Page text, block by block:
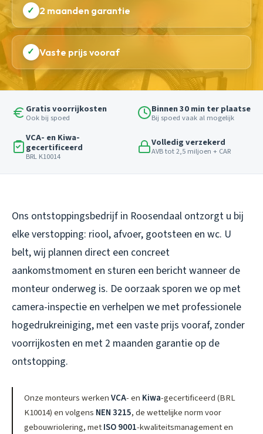
✓ 2 maanden garantie
✓ Vaste prijs vooraf
Gratis voorrijkosten
Ook bij spoed
Binnen 30 min ter plaatse
Bij spoed vaak al mogelijk
VCA- en Kiwa-
gecertificeerd
BRL K10014
Volledig verzekerd
AVB tot 2,5 miljoen + CAR
Ons ontstoppingsbedrijf in Roosendaal ontzorgt u bij
elke verstopping: riool, afvoer, gootsteen en wc. U
belt, wij plannen direct een concreet
aankomstmoment en sturen een bericht wanneer de
monteur onderweg is. De oorzaak sporen we op met
camera-inspectie en verhelpen we met professionele
hogedrukreiniging, met een vaste prijs vooraf, zonder
voorrijkosten en met 2 maanden garantie op de
ontstopping.
Onze monteurs werkenVCA- en Kiwa-gecertificeerd (BRL
K10014) en volgens NEN 3215, de wettelijke norm voor
gebouwriolering, metISO 9001-kwaliteitsmanagement en